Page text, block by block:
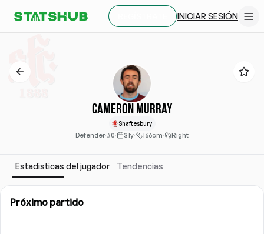
INICIAR SESIÓN
Cameron Murray
Shaftesbury
Defender·#0· 31y· 166cm· Right
Estadisticas del jugador Tendencias
Próximo partido